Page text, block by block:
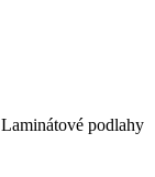
Laminátové podlahy